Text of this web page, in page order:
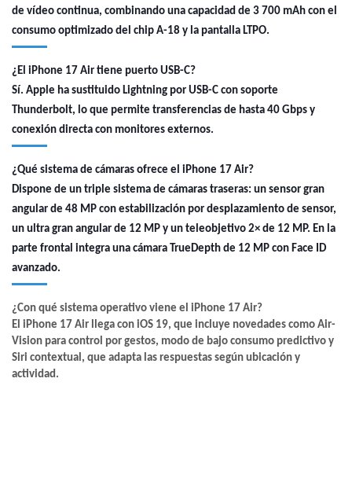
de vídeo continua, combinando una capacidad de 3 700 mAh con el
consumo optimizado del chip A-18 y la pantalla LTPO.
¿El iPhone 17 Air tiene puerto USB-C?
Sí. Apple ha sustituido Lightning por USB-C con soporte
Thunderbolt, lo que permite transferencias de hasta 40 Gbps y
conexión directa con monitores externos.
¿Qué sistema de cámaras ofrece el iPhone 17 Air?
Dispone de un triple sistema de cámaras traseras: un sensor gran
angular de 48 MP con estabilización por desplazamiento de sensor,
un ultra gran angular de 12 MP y un teleobjetivo 2× de 12 MP. En la
parte frontal integra una cámara TrueDepth de 12 MP con Face ID
avanzado.
¿Con qué sistema operativo viene el iPhone 17 Air?
El iPhone 17 Air llega con iOS 19, que incluye novedades como Air-
Vision para control por gestos, modo de bajo consumo predictivo y
Siri contextual, que adapta las respuestas según ubicación y
actividad.